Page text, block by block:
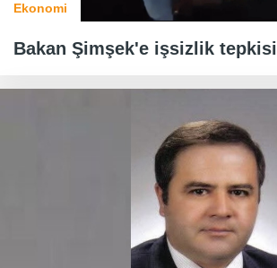
Ekonomi
Bakan Şimşek'e işsizlik tepkisi